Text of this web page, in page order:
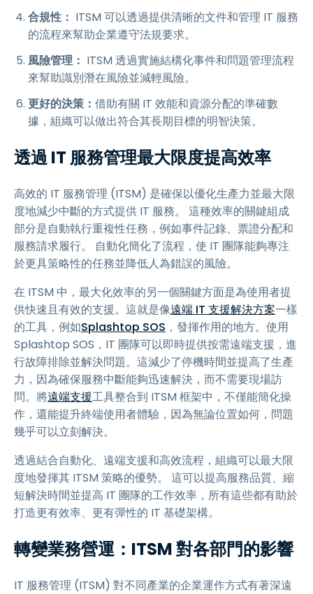
合規性： ITSM 可以透過提供清晰的文件和管理 IT 服務
的流程來幫助企業遵守法規要求。
風險管理： ITSM 透過實施結構化事件和問題管理流程
來幫助識別潛在風險並減輕風險。
更好的決策： 借助有關 IT 效能和資源分配的準確數
據，組織可以做出符合其長期目標的明智決策。
透過 IT 服務管理最大限度提高效率
高效的 IT 服務管理 (ITSM) 是確保以優化生產力並最大限
度地減少中斷的方式提供 IT 服務。 這種效率的關鍵組成
部分是自動執行重複性任務，例如事件記錄、票證分配和
服務請求履行。 自動化簡化了流程，使 IT 團隊能夠專注
於更具策略性的任務並降低人為錯誤的風險。
在 ITSM 中，最大化效率的另一個關鍵方面是為使用者提
供快速且有效的支援。這就是像遠端 IT 支援解決方案一樣
的工具，例如Splashtop SOS ，發揮作用的地方。使用
Splashtop SOS，IT 團隊可以即時提供按需遠端支援，進
行故障排除並解決問題。這減少了停機時間並提高了生產
力，因為確保服務中斷能夠迅速解決，而不需要現場訪
問。將遠端支援工具整合到 ITSM 框架中，不僅能簡化操
作，還能提升終端使用者體驗，因為無論位置如何，問題
幾乎可以立刻解決。
透過結合自動化、遠端支援和高效流程，組織可以最大限
度地發揮其 ITSM 策略的優勢。 這可以提高服務品質、縮
短解決時間並提高 IT 團隊的工作效率，所有這些都有助於
打造更有效率、更有彈性的 IT 基礎架構。
轉變業務營運：ITSM 對各部門的影響
IT 服務管理 (ITSM) 對不同產業的企業運作方式有著深遠